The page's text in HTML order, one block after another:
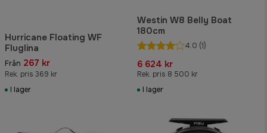
Hurricane Floating WF
Fluglina
Från 267 kr
Rek. pris 369 kr
I lager
Westin W8 Belly Boat
180cm
4.0 (1)
6 624 kr
Rek. pris 8 500 kr
I lager